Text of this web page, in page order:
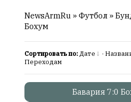
Онлайн
NewsArmRu » Футбол »
Бохум
Сортировать по:Дате ·
Переходам
Бавария 7:0